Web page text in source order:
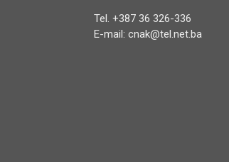
Tel. +387 36 326-336
E-mail: cnak@tel.net.ba